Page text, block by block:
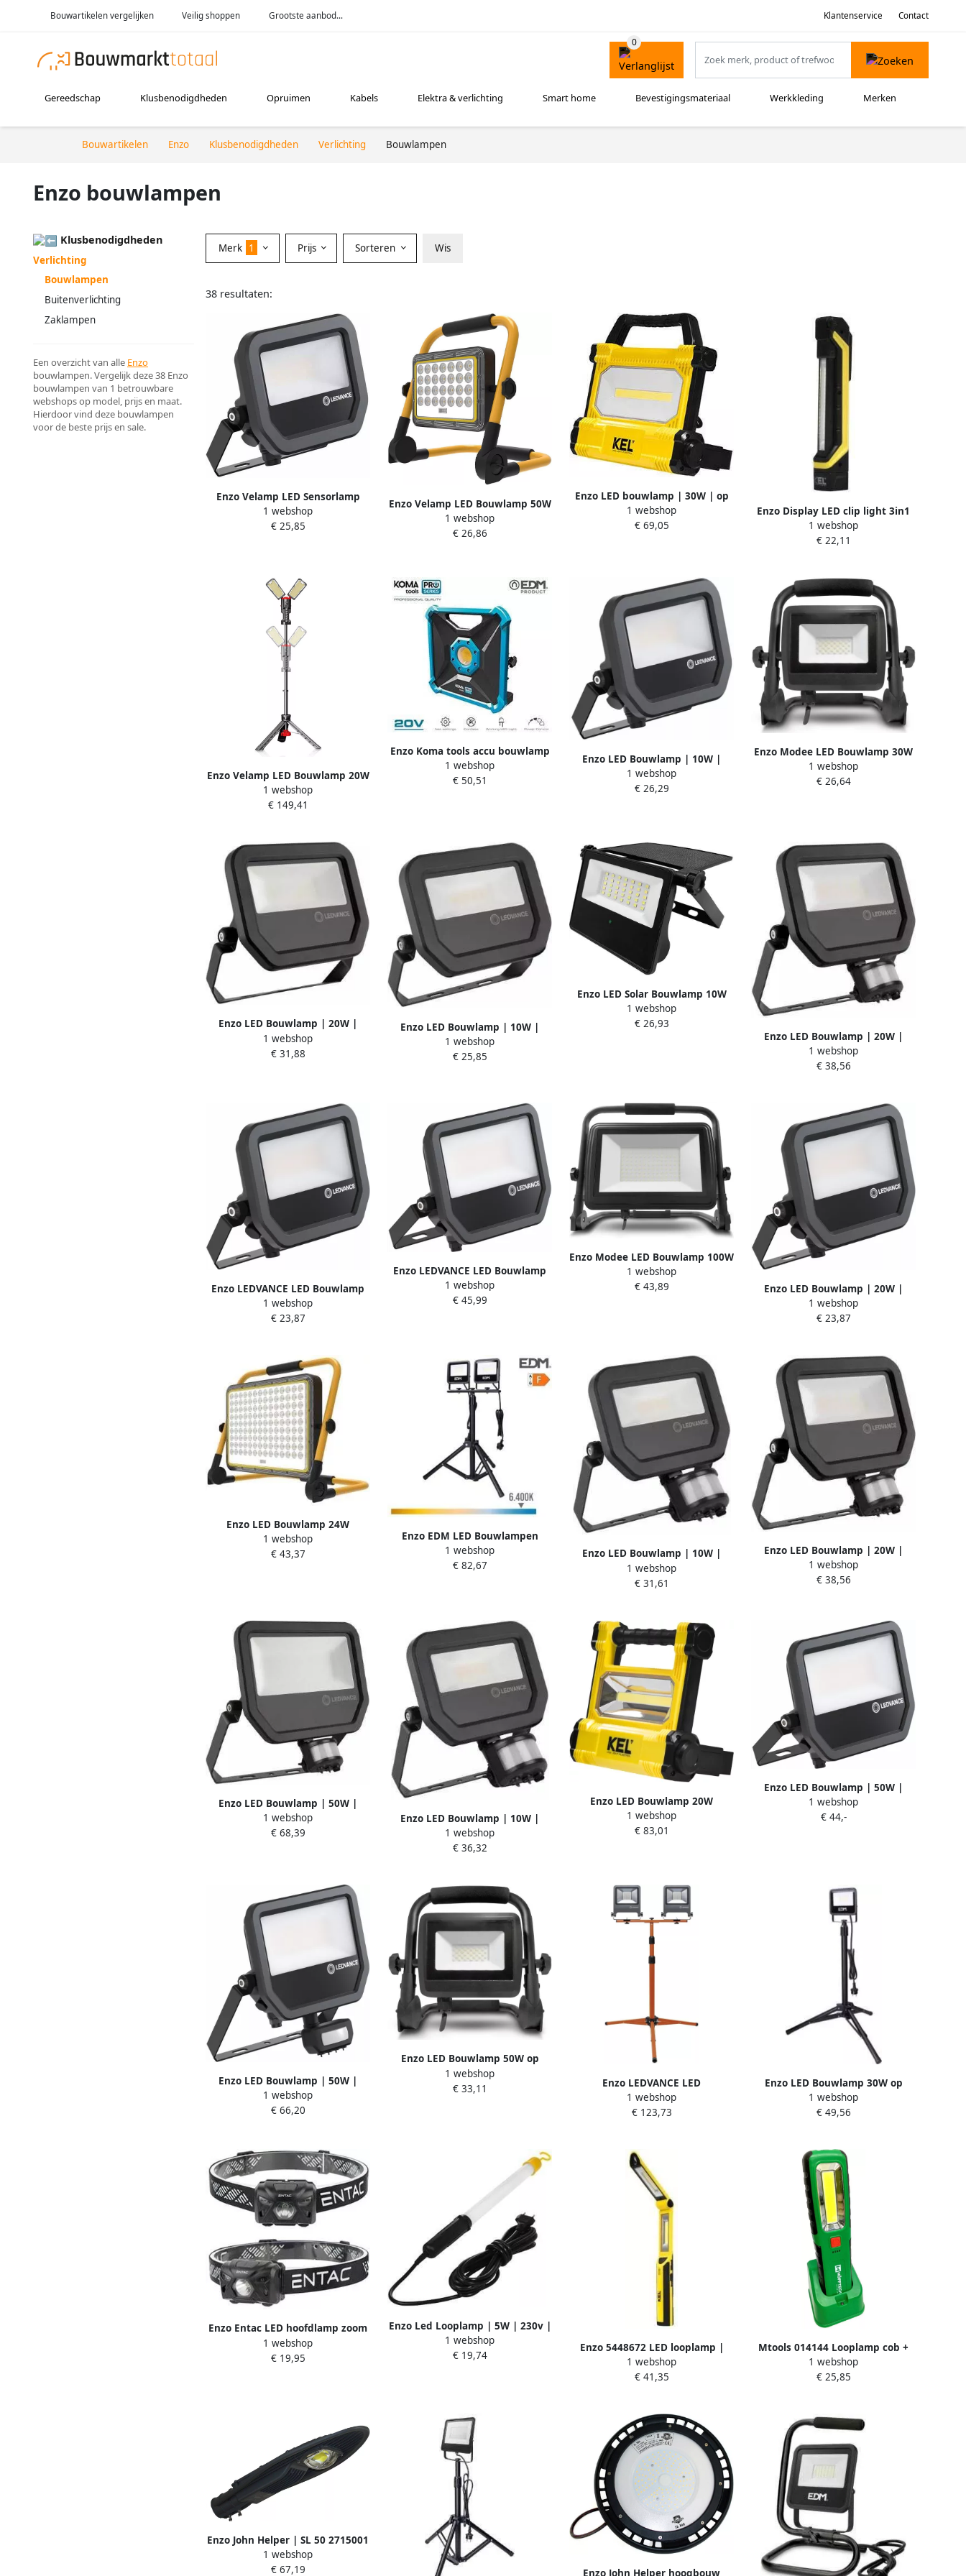
Bouwartikelen vergelijken Veilig shoppen Grootste aanbod... Klantenservice Contact
Gereedschap Klusbenodigdheden Opruimen Kabels Elektra & verlichting Smart home Bevestigingsmateriaal Werkkleding Merken
Bouwartikelen Enzo Klusbenodigdheden Verlichting Bouwlampen
Enzo bouwlampen
Klusbenodigdheden
Verlichting
Bouwlampen
Buitenverlichting
Zaklampen
Een overzicht van alle Enzo
bouwlampen. Vergelijk deze 38 Enzo
bouwlampen van 1 betrouwbare
webshops op model, prijs en maat.
Hierdoor vind deze bouwlampen
voor de beste prijs en sale.
Merk 1 Prijs Sorteren Wis
38 resultaten:
Enzo Velamp LED Sensorlamp
2x5W 4xC 5017500
1 webshop
€ 25,85
Enzo Velamp LED Bouwlamp 50W
zwart 6500K IP44 met sensor
5017660
1 webshop
€ 26,86
Enzo LED bouwlamp | 30W | op
statief | 4000K | IP65 5017686
1 webshop
€ 69,05
Enzo Display LED clip light 3in1
magneet 5448670
1 webshop
€ 22,11
Enzo Velamp LED Bouwlamp 20W
zwart 6500K IP44 met sensor
5017655
1 webshop
€ 149,41
Enzo Koma tools accu bouwlamp
| 20V | 1800Lm | zonder accu
6490200
1 webshop
€ 50,51
Enzo LED Bouwlamp | 10W |
4000K | zwart | 1200lm 50175011
1 webshop
€ 26,29
Enzo Modee LED Bouwlamp 30W
op statief 4000K IP65 5017591
1 webshop
€ 26,64
Enzo LED Bouwlamp | 20W |
6500K | zwart | 2400lm 50175121
1 webshop
€ 31,88
Enzo LED Bouwlamp | 10W |
6500K | zwart | 1200lm 50175021
1 webshop
€ 25,85
Enzo LED Solar Bouwlamp 10W
6000K IP65 zwart 5017360
1 webshop
€ 26,93
Enzo LED Bouwlamp | 20W |
3000K | zwart | + Sensor |
2200lm 50175601
1 webshop
€ 38,56
Enzo LEDVANCE LED Bouwlamp
20W 3000K zwart 5017510
1 webshop
€ 23,87
Enzo LEDVANCE LED Bouwlamp
50W 4000K zwart 5017531
1 webshop
€ 45,99
Enzo Modee LED Bouwlamp 100W
op statief 4000K IP65 5017593
1 webshop
€ 43,89
Enzo LED Bouwlamp | 20W |
4000K | zwart | 2400lm 50175111
1 webshop
€ 23,87
Enzo LED Bouwlamp 24W
oplaadbaar op statief 6400K IP65
5017670
1 webshop
€ 43,37
Enzo EDM LED Bouwlampen
2x30W op tripod statief 6400K
IP65 zwart 5017631
1 webshop
€ 82,67
Enzo LED Bouwlamp | 10W |
3000K | zwart | + Sensor |
1100lm 50175501
1 webshop
€ 31,61
Enzo LED Bouwlamp | 20W |
4000K | zwart | + Sensor |
2400lm 50175611
1 webshop
€ 38,56
Enzo LED Bouwlamp | 50W |
3000K | zwart | + Sensor |
5500lm 50175801
1 webshop
€ 68,39
Enzo LED Bouwlamp | 10W |
4000K | zwart | + Sensor |
1200lm 50175511
1 webshop
€ 36,32
Enzo LED Bouwlamp 20W
oplaadbaar op statief 6500K IP65
5017684
1 webshop
€ 83,01
Enzo LED Bouwlamp | 50W |
6500K | zwart | 6000lm 50175321
1 webshop
€ 44,-
Enzo LED Bouwlamp | 50W |
4000K | zwart | + Sensor |
6000lm 50175811
1 webshop
€ 66,20
Enzo LED Bouwlamp 50W op
statief 4000K IP65 5017592
1 webshop
€ 33,11
Enzo LEDVANCE LED
Bouwlampen 2x50W op tripod
statief 4000K IP65 5017642
1 webshop
€ 123,73
Enzo LED Bouwlamp 30W op
tripod statief 6400K IP65 5017611
1 webshop
€ 49,56
Enzo Entac LED hoofdlamp zoom
5W aluminium zwart oplaadbaar
5700315
1 webshop
€ 19,95
Enzo Led Looplamp | 5W | 230v |
49cm 300lm | 5m snoer 5448674
1 webshop
€ 19,74
Enzo 5448672 LED looplamp |
3+1W COB | oplaadbaar | 250lm
5448672
1 webshop
€ 41,35
Mtools 014144 Looplamp cob +
uv licht + docking station |
1 webshop
€ 25,85
Enzo John Helper | SL 50 2715001
1 webshop
€ 67,19
Enzo John Helper hoogbouw